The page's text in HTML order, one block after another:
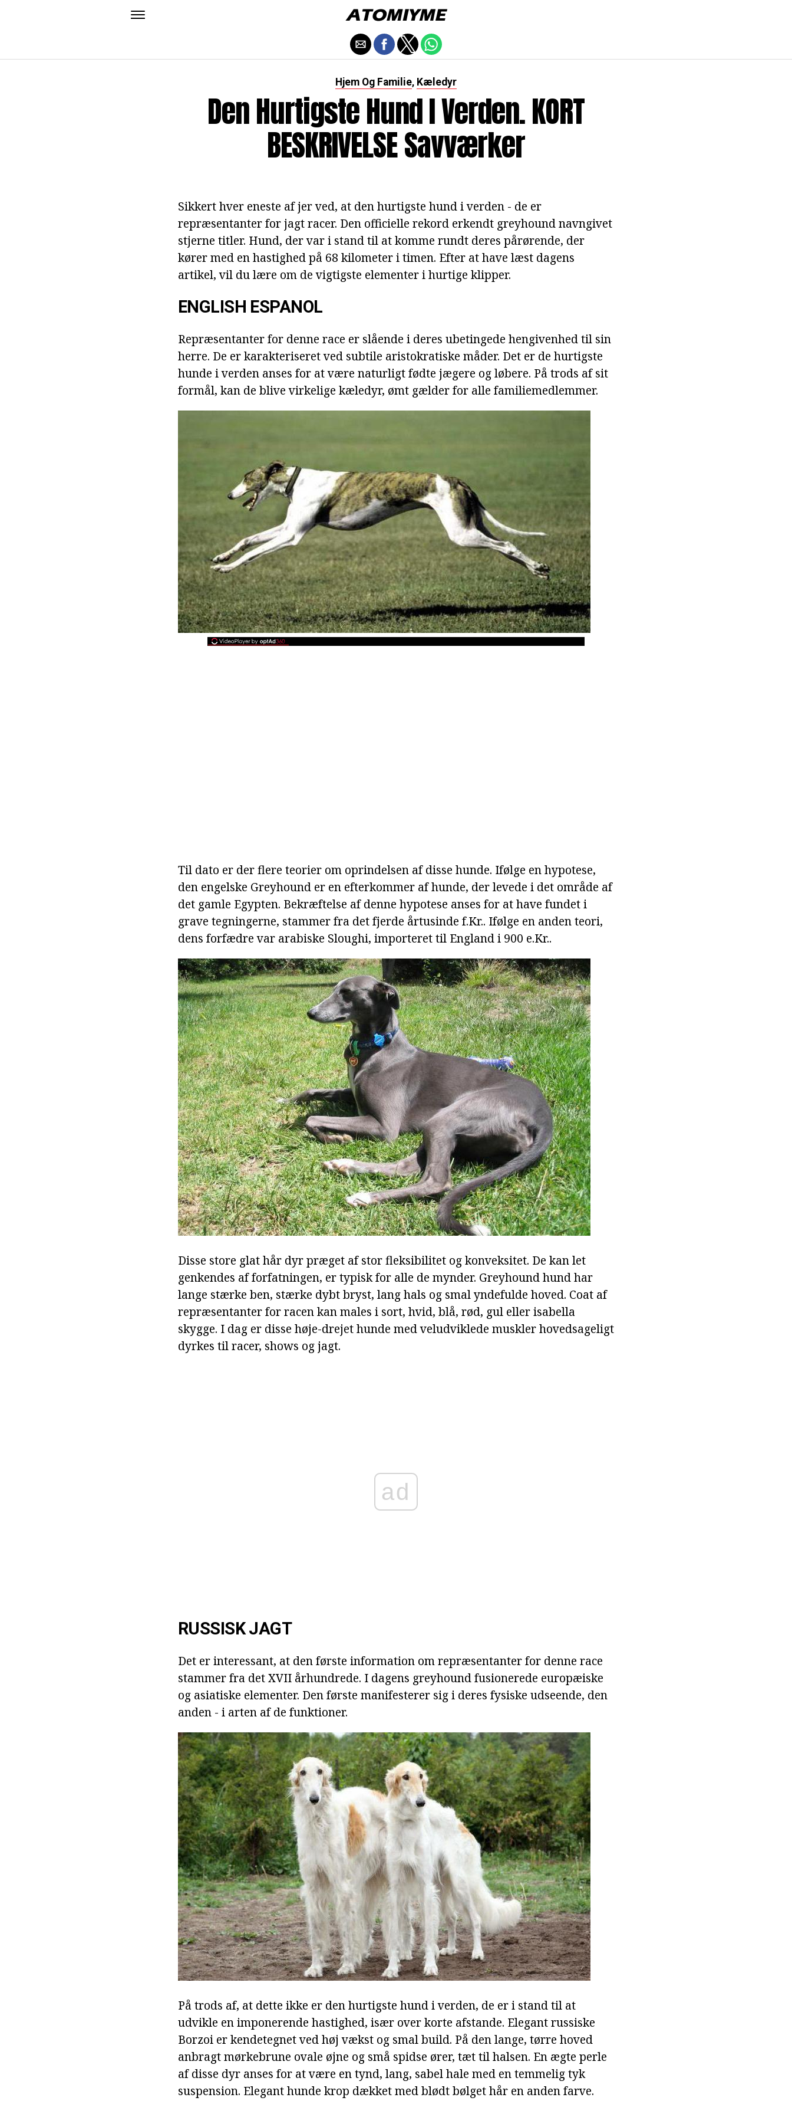
Hjem Og Familie, Kæledyr
Den Hurtigste Hund I Verden. KORT
BESKRIVELSE Savværker
Sikkert hver eneste af jer ved, at den hurtigste hund i verden - de er
repræsentanter for jagt racer. Den officielle rekord erkendt greyhound navngivet
stjerne titler. Hund, der var i stand til at komme rundt deres pårørende, der
kører med en hastighed på 68 kilometer i timen. Efter at have læst dagens
artikel, vil du lære om de vigtigste elementer i hurtige klipper.
ENGLISH ESPANOL
Repræsentanter for denne race er slående i deres ubetingede hengivenhed til sin
herre. De er karakteriseret ved subtile aristokratiske måder. Det er de hurtigste
hunde i verden anses for at være naturligt fødte jægere og løbere. På trods af sit
formål, kan de blive virkelige kæledyr, ømt gælder for alle familiemedlemmer.
Til dato er der flere teorier om oprindelsen af disse hunde. Ifølge en hypotese,
den engelske Greyhound er en efterkommer af hunde, der levede i det område af
det gamle Egypten. Bekræftelse af denne hypotese anses for at have fundet i
grave tegningerne, stammer fra det fjerde årtusinde f.Kr.. Ifølge en anden teori,
dens forfædre var arabiske Sloughi, importeret til England i 900 e.Kr..
Disse store glat hår dyr præget af stor fleksibilitet og konveksitet. De kan let
genkendes af forfatningen, er typisk for alle de mynder. Greyhound hund har
lange stærke ben, stærke dybt bryst, lang hals og smal yndefulde hoved. Coat af
repræsentanter for racen kan males i sort, hvid, blå, rød, gul eller isabella
skygge. I dag er disse høje-drejet hunde med veludviklede muskler hovedsageligt
dyrkes til racer, shows og jagt.
ad
RUSSISK JAGT
Det er interessant, at den første information om repræsentanter for denne race
stammer fra det XVII århundrede. I dagens greyhound fusionerede europæiske
og asiatiske elementer. Den første manifesterer sig i deres fysiske udseende, den
anden - i arten af de funktioner.
På trods af, at dette ikke er den hurtigste hund i verden, de er i stand til at
udvikle en imponerende hastighed, især over korte afstande. Elegant russiske
Borzoi er kendetegnet ved høj vækst og smal build. På den lange, tørre hoved
anbragt mørkebrune ovale øjne og små spidse ører, tæt til halsen. En ægte perle
af disse dyr anses for at være en tynd, lang, sabel hale med en temmelig tyk
suspension. Elegant hunde krop dækket med blødt bølget hår en anden farve.